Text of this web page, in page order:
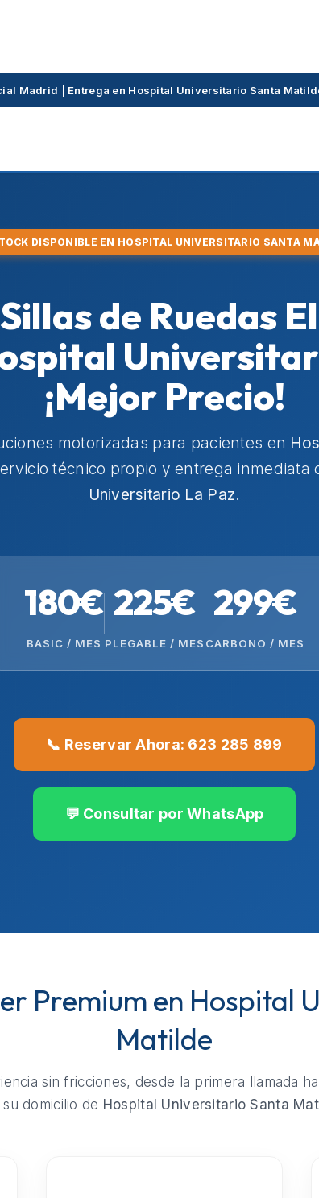
Madrid | Entrega en Hospital Universitario Santa
DISPONIBLE EN HOSPITAL UNIVERSITARIO SANTA
de Ruedas
¡Mejor Precio!
motorizadas para pacientes en
técnico propio y entrega inmediata
Universitario La Paz.
180€
BASIC / MES
225€
PLEGABLE / MES
299€
CARBONO / MES
📞 Reservar Ahora: 623 285 899
💬 Consultar por WhatsApp
Premium en Hospital
Matilde
sin fricciones, desde la primera llamada
su domicilio de Hospital Universitario Santa